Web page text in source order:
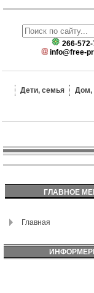
266-
info@free-
Дети, семья Дом,
ГЛАВНОЕ
Главная